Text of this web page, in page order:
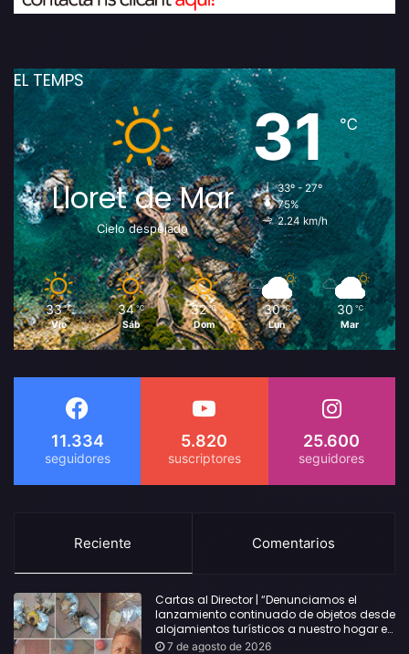
EL TEMPS
Lloret de Mar
Cielo despejado
31℃
33º - 27º
75%
2.24 km/h
33 ℃
Vie
34 ℃
Sáb
32 ℃
Dom
30 ℃
Lun
30 ℃
Mar
11.334 5.820 25.600
Reciente Comentarios
Cartas al Director | “Denunciamos el
lanzamiento continuado de objetos desde
alojamientos turísticos a nuestro hogar en
Lloret: Podría haber causado una
7 de agosto de 2026